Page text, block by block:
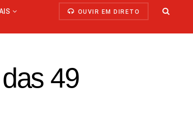
OUVIR EM DIRETO
49